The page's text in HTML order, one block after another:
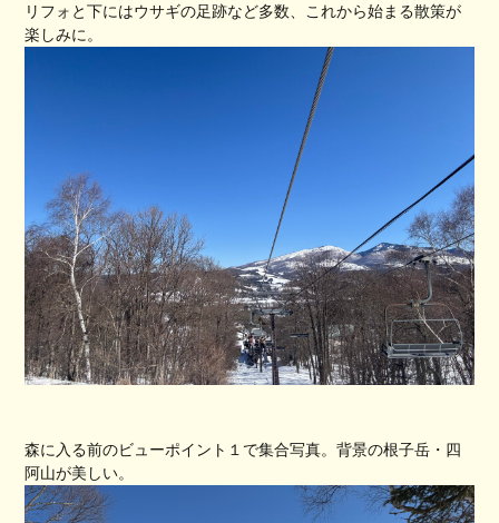
リフォと下にはウサギの足跡など多数、これから始まる散策が
楽しみに。
森に入る前のビューポイント１で集合写真。背景の根子岳・四
阿山が美しい。